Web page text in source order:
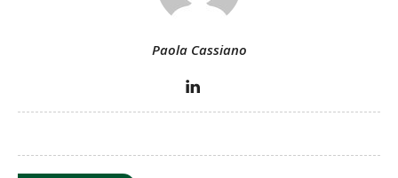
Paola Cassiano